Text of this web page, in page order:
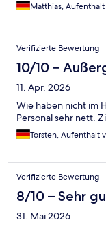
Matthias,
Verifizierte Bewertung
10/10 –
11. Apr. 2026
Wie haben nicht im
Personal sehr nett.
Torsten, Aufenthalt
Verifizierte Bewertung
8/10 – Sehr
31. Mai 2026